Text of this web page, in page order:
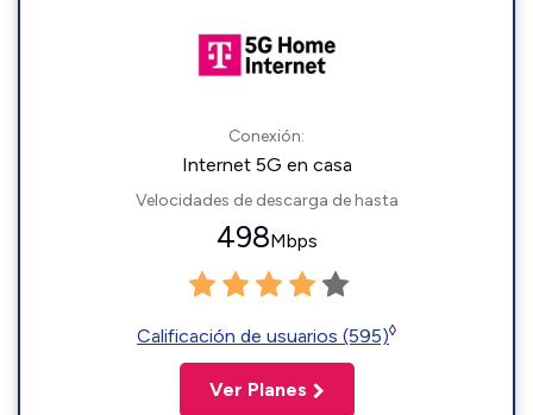
Conexión:
Internet 5G en casa
Velocidades de descarga de hasta
498Mbps
Calificación de usuarios (595)◊
Ver Planes